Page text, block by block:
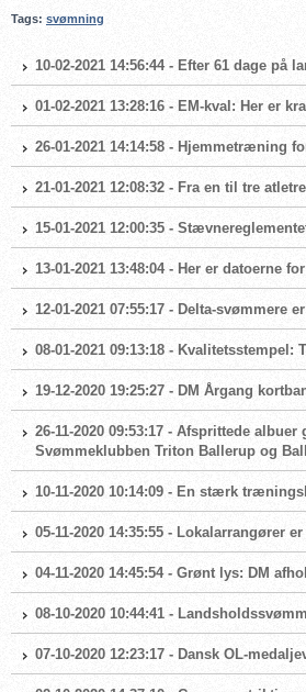
Tags: svømning
10-02-2021 14:56:44 - Efter 61 dage
01-02-2021 13:28:16 - EM-kval: Her er
26-01-2021 14:14:58 - Hjemmetræning
21-01-2021 12:08:32 - Fra en til tre
15-01-2021 12:00:35 -
13-01-2021 13:48:04 - Her er datoerne
12-01-2021 07:55:17 - Delta-svømmere
08-01-2021 09:13:18 -
19-12-2020 19:25:27 - DM Årgang
26-11-2020 09:53:17 - Afsprittede
Svømmeklubben Triton Ballerup og
10-11-2020 10:14:09 - En stærk
05-11-2020 14:35:55 - Lokalarrangører
04-11-2020 14:45:54 - Grønt lys: DM
08-10-2020 10:44:41 -
07-10-2020 12:23:17 - Dansk OL-